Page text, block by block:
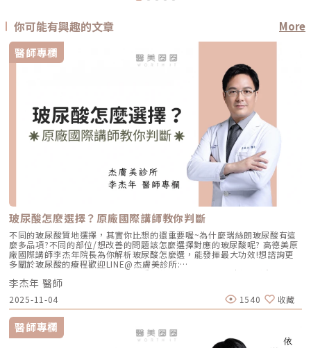
你可能有興趣的文章
More
醫師專欄
玻尿酸怎麼選擇？原廠國際講師教你判斷
不同的玻尿酸質地選擇，其實你比想的還重要喔~為什麼瑞絲朗玻尿酸有這
麼多品項?不同的部位/想改善的問題該怎麼選擇對應的玻尿酸呢? 高德美原
廠國際講師李杰年院長為你解析玻尿酸怎麼選，能發揮最大功效!想諮詢更
多關於玻尿酸的療程歡迎LINE@杰膚美診所:
https://page.line.me/xhc2941b重點摘要：00:11 玻尿酸作用介紹00:47
玻尿酸分為三大類型02:09 迷思一、玻尿酸打哪裡都可以？02:36 迷思二、
打完下巴蘋果肌看起來怪怪的？03:30 迷思三、臉部鬆弛只能做拉皮嗎？
05:00 總結LINE官方帳號一對一咨詢👉https://reurl.cc/x3EQZN歡迎訂閱
我的頻道👉https://reurl.cc/nY51k8關注杰膚美診所FB👉
https://reurl.cc/XQljva杰膚美診所官網👉https://jfmskin.com/關注李杰
年醫師FB👉https://reurl.cc/Mzk0nm杰膚美診所地址：104台北市中山區
復興北路50號2樓電話：02-8772-6625
李杰年 醫師
2025-11-04 1540 收藏
醫師專欄